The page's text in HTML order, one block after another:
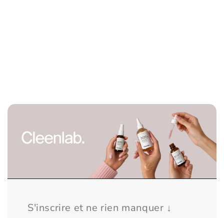
S'inscrire et ne rien manquer ↓